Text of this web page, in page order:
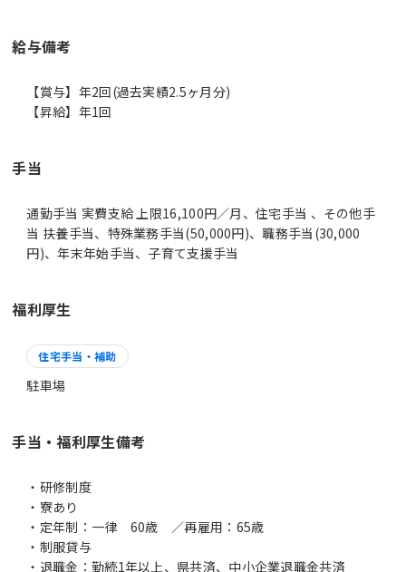
給与備考
【賞与】年2回(過去実績2.5ヶ月分)
【昇給】年1回
手当
通勤手当 実費支給 上限16,100円／月、住宅手当 、その他手
当 扶養手当、特殊業務手当(50,000円)、職務手当(30,000
円)、年末年始手当、子育て支援手当
福利厚生
住宅手当・補助
駐車場
手当・福利厚生備考
・研修制度
・寮あり
・定年制：一律 60歳 ／再雇用：65歳
・制服貸与
・退職金：勤続1年以上、県共済、中小企業退職金共済